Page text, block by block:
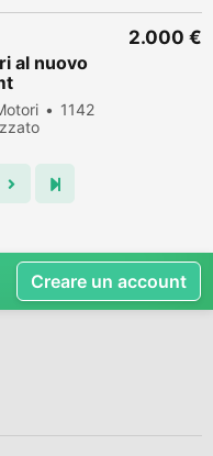
al nuovo
1142
2.000 €
Creare un account